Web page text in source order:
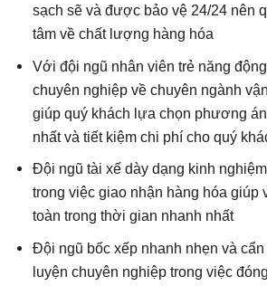
sạch sẽ và được bảo vệ 24/24 nên
tâm về chất lượng hàng hóa
Với đội ngũ nhân viên trẻ năng
chuyên nghiệp về chuyên ngành
giúp quý khách lựa chọn phương
nhất và tiết kiệm chi phí cho quý
Đội ngũ tài xế dày dạng kinh
trong việc giao nhận hàng hóa giúp
toàn trong thời gian nhanh nhất
Đội ngũ bốc xếp nhanh nhẹn và
luyện chuyên nghiệp trong việc